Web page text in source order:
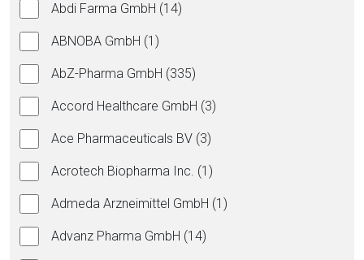
Abdi Farma GmbH (14)
ABNOBA GmbH (1)
AbZ-Pharma GmbH (335)
Accord Healthcare GmbH (3)
Ace Pharmaceuticals BV (3)
Acrotech Biopharma Inc. (1)
Admeda Arzneimittel GmbH (1)
Advanz Pharma GmbH (14)